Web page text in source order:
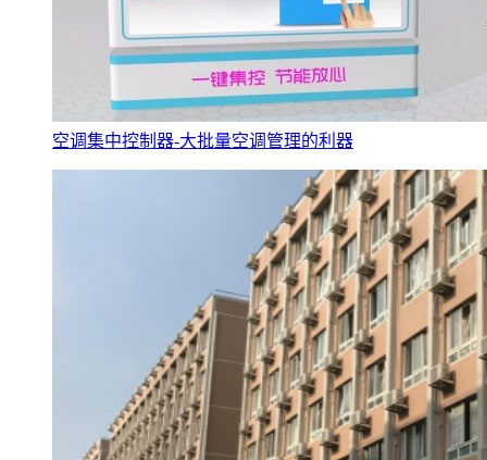
空调集中控制器-大批量空调管理的利器